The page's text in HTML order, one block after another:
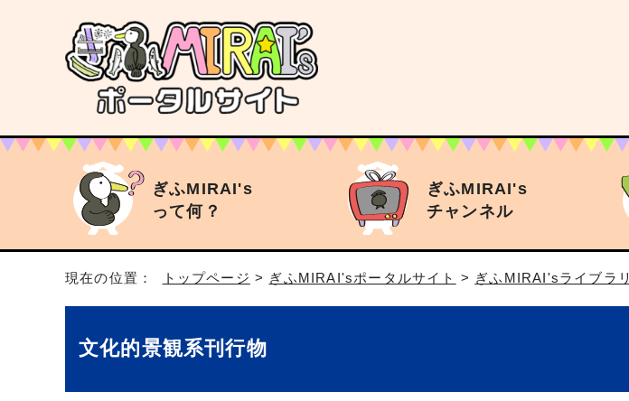
ぎふMIRAI's
って何？
ぎふMIRAI's
チャンネル
現在の位置： トップページ > ぎふMIRAI'sポータルサイト > ぎふMIRAI'sライブラリ
文化的景観系刊行物